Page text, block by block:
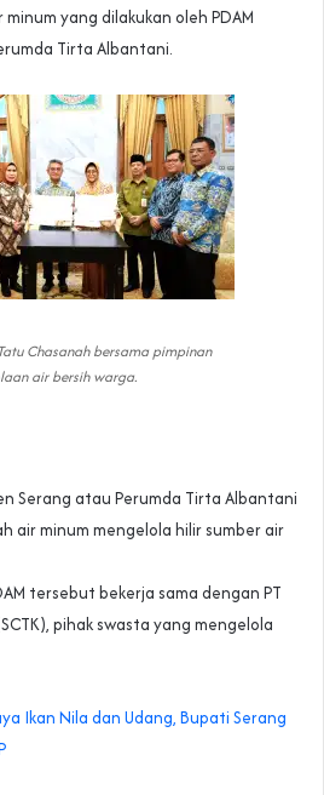
yang dilakukan oleh PDAM
Tirta Albantani.
Chasanah bersama pimpinan
air bersih warga.
Serang atau Perumda Tirta Albantani
air minum mengelola hilir sumber air
tersebut bekerja sama dengan PT
pihak swasta yang mengelola
Ikan Nila dan Udang, Bupati Serang